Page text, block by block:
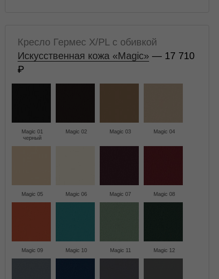
Кресло Гермес X/PL с обивкой
Искусственная кожа «Magic» — 17 710
Magic 01
черный
Magic 02 Magic 03 Magic 04
Magic 05 Magic 06 Magic 07 Magic 08
Magic 09 Magic 10 Magic 11 Magic 12